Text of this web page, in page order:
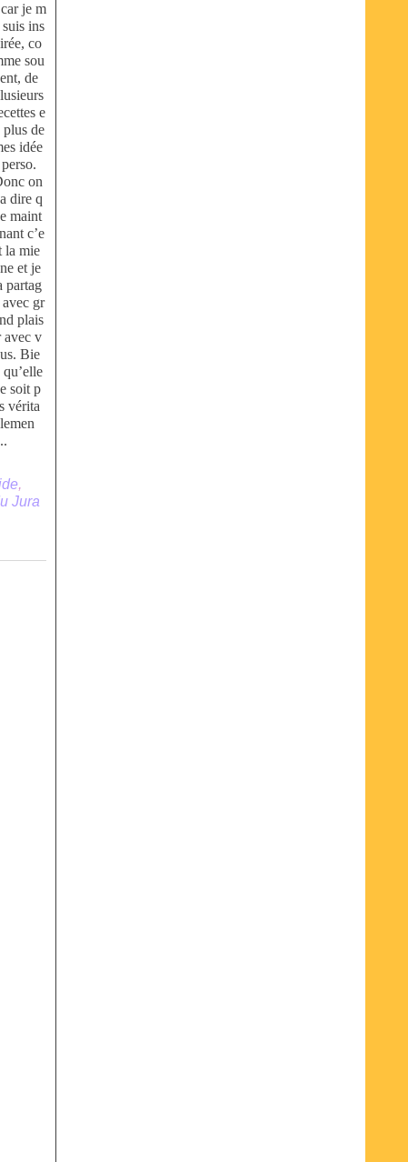
je m
suis ins
co
sou
de
e
plus de
idée
on
dire q
maint
c’e
la mie
et je
partag
avec gr
plais
avec v
Bie
qu’elle
soit p
vérita
,
Jura